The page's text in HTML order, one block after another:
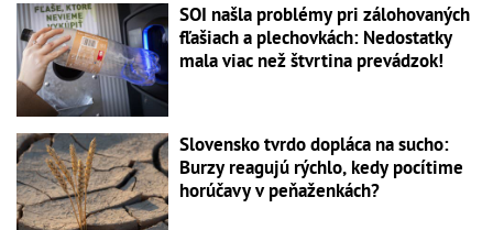
SOI našla problémy pri zálohovaných
fľašiach a plechovkách: Nedostatky
mala viac než štvrtina prevádzok!
Slovensko tvrdo dopláca na sucho:
Burzy reagujú rýchlo, kedy pocítime
horúčavy v peňaženkách?